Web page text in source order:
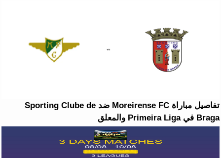
تفاصيل مباراة Moreirense FC ضد Sporting Clube de
Braga في Primeira Liga والمعلق